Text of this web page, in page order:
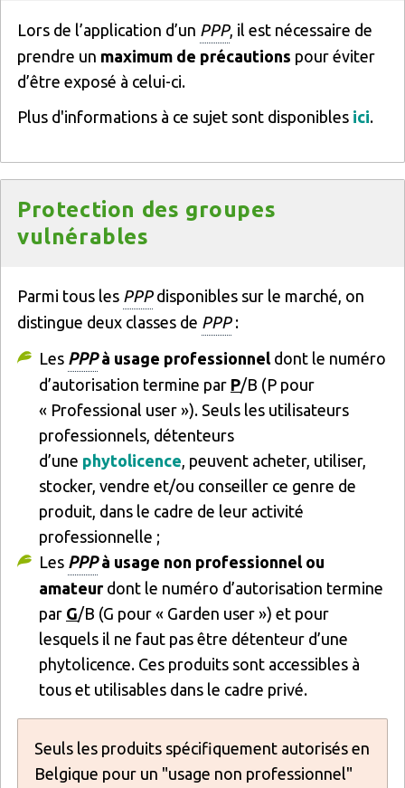
Lors de l’application d’un PPP, il est nécessaire de
prendre un maximum de précautions pour éviter
d’être exposé à celui-ci.
Plus d'informations à ce sujet sont disponibles ici.
Protection des groupes
vulnérables
Parmi tous les PPPdisponibles sur le marché, on
distingue deux classes de PPP:
Les PPPà usage professionnel dont le numéro
d’autorisation termine par P/B (P pour
« Professional user »). Seuls les utilisateurs
professionnels, détenteurs
d’une phytolicence , peuvent acheter, utiliser,
stocker, vendre et/ou conseiller ce genre de
produit, dans le cadre de leur activité
professionnelle ;
Les PPPà usage non professionnel ou
amateurdont le numéro d’autorisation termine
par G/B (G pour « Garden user ») et pour
lesquels il ne faut pas être détenteur d’une
phytolicence. Ces produits sont accessibles à
tous et utilisables dans le cadre privé.
Seuls les produits spécifiquement autorisés en
Belgique pour un "usage non professionnel"